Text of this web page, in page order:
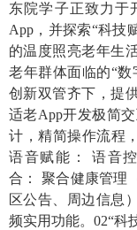
东院学子正致力于
App ，并探索“科技
的温度照亮老年生
老年群体面临的“
创新双管齐下，提
适老App开发极简
计，精简操作流程
语音赋能： 语音
合： 聚合健康管理
区公告、周边信息
频实用功能。02“科